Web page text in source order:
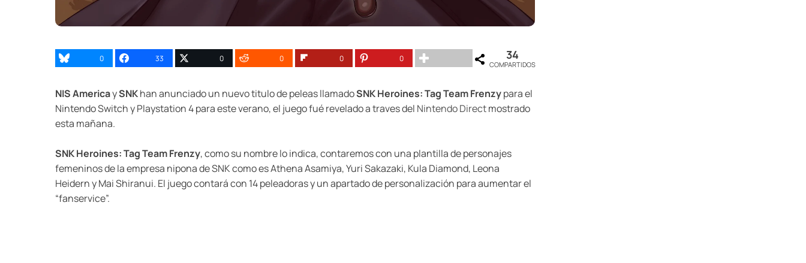
0 33 0 0 0 0 34
COMPARTIDOS
NIS AmericaySNKhan anunciado un nuevo titulo de peleas llamadoSNK Heroines: Tag Team Frenzypara el
Nintendo Switch y Playstation 4 para este verano, el juego fué revelado a traves del Nintendo Directmostrado
esta mañana.
SNK Heroines: Tag Team Frenzy, como su nombre lo indica, contaremos con una plantilla de personajes
femeninos de la empresa nipona de SNK como es Athena Asamiya, Yuri Sakazaki, Kula Diamond, Leona
Heidern y Mai Shiranui. El juego contará con 14 peleadoras y un apartado de personalización para aumentar el
“fanservice”.